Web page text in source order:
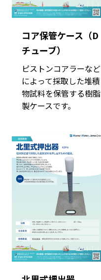
コア保管ケース（D
チューブ）
ピストンコアラーなど
によって採取した堆積
物試料を保管する樹脂
製ケースです。